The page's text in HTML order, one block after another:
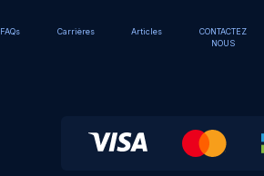
FAQs Carrières Articles
CONTACTEZ
NOUS